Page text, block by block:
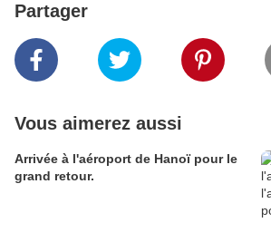
Partager
Vous aimerez aussi
Arrivée à l'aéroport de Hanoï pour le
grand retour.